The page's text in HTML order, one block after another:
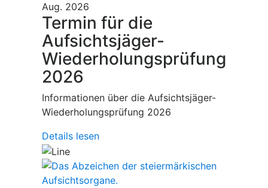
Aug. 2026
Termin für die
Aufsichtsjäger-
Wiederholungsprüfung
2026
Informationen über die Aufsichtsjäger-
Wiederholungsprüfung 2026
Details lesen